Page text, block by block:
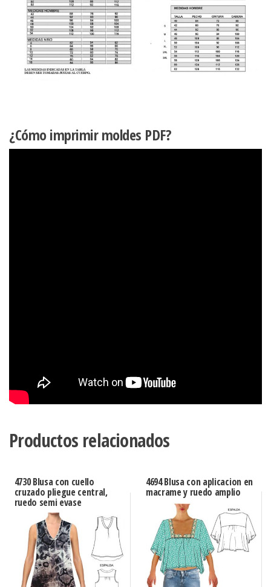
¿Cómo imprimir moldes PDF?
Productos relacionados
4730 Blusa con cuello
cruzado pliegue central,
ruedo semi evase
4694 Blusa con aplicacion en
macrame y ruedo amplio